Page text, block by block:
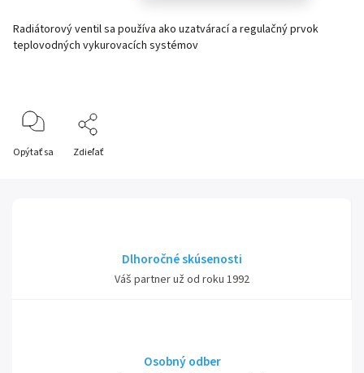
Radiátorový ventil sa používa ako uzatvárací a regulačný prvok
teplovodných vykurovacích systémov
Opýtať sa Zdieľať
Dlhoročné skúsenosti
Váš partner už od roku 1992
Osobný odber